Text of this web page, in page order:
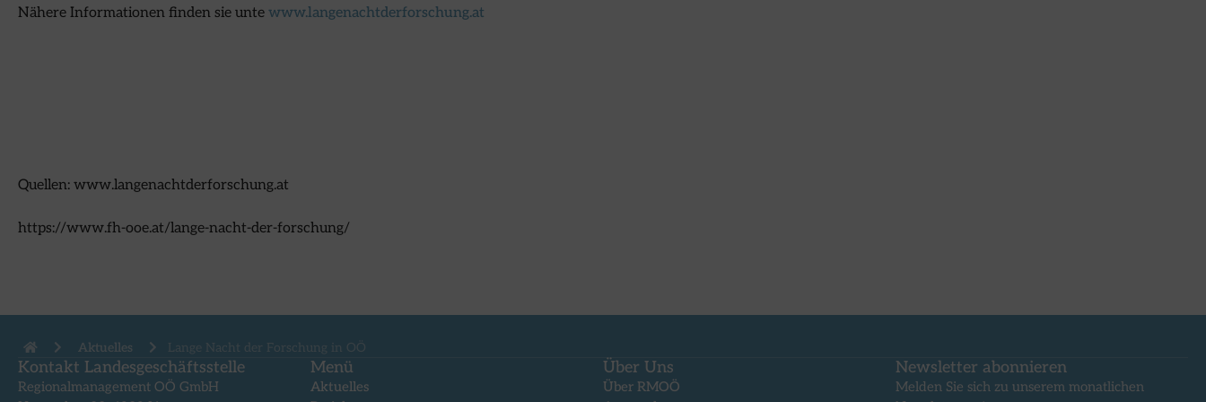
Nähere Informationen finden sie unte www.langenachtderforschung.at
Quellen: www.langenachtderforschung.at
https://www.fh-ooe.at/lange-nacht-der-forschung/
Aktuelles Lange Nacht der Forschung in OÖ
Kontakt Landesgeschäftsstelle
Regionalmanagement OÖ GmbH
Menü
Aktuelles
Über Uns
Über RMOÖ
Newsletter abonnieren
Melden Sie sich zu unserem monatlichen